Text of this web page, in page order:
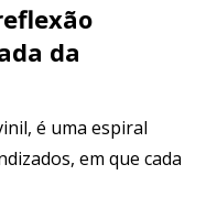
da
é uma espiral
em que cada